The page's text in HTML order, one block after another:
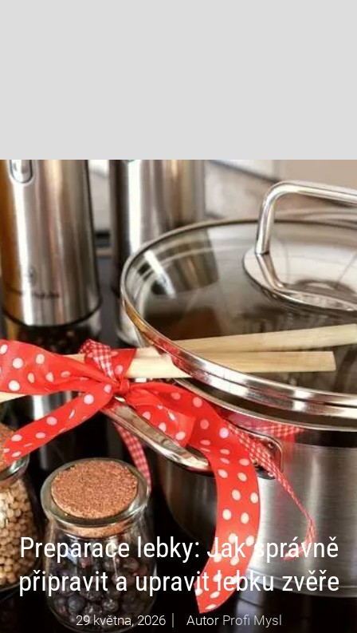
Preparace lebky: Jak správně
připravit a upravit lebku zvěře
29 května, 2026 Autor Profi Mysl